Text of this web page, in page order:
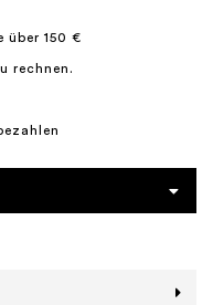
über 150 €
rechnen.